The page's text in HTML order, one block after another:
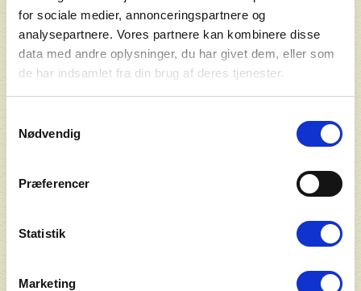
for sociale medier, annonceringspartnere og
analysepartnere. Vores partnere kan kombinere disse
data med andre oplysninger, du har givet dem, eller som
de har indsamlet fra din brug af deres tjenester.
Nødvendig
Præferencer
Statistik
Marketing
Alle priser er inkl. lokaleleje, betjening og opdækning.